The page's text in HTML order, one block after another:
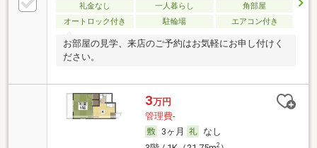
礼金なし 一人暮らし
角部屋
オートロック付き
駐輪場 エアコン付き
お部屋の見学、来店のご予約はお気軽にお申し付けく
ださい。
3万円
管理費-
3ヶ月
なし
2